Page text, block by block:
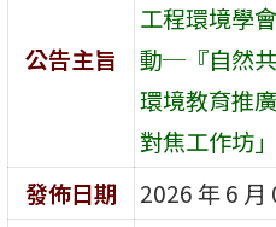
公告主旨
工程環境學
動─『自然
環境教育推
對焦工作坊
發佈日期
2026 年 6 月